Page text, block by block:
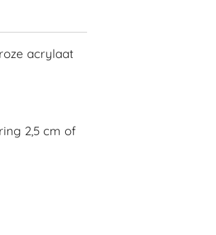
acrylaat
2,5 cm of